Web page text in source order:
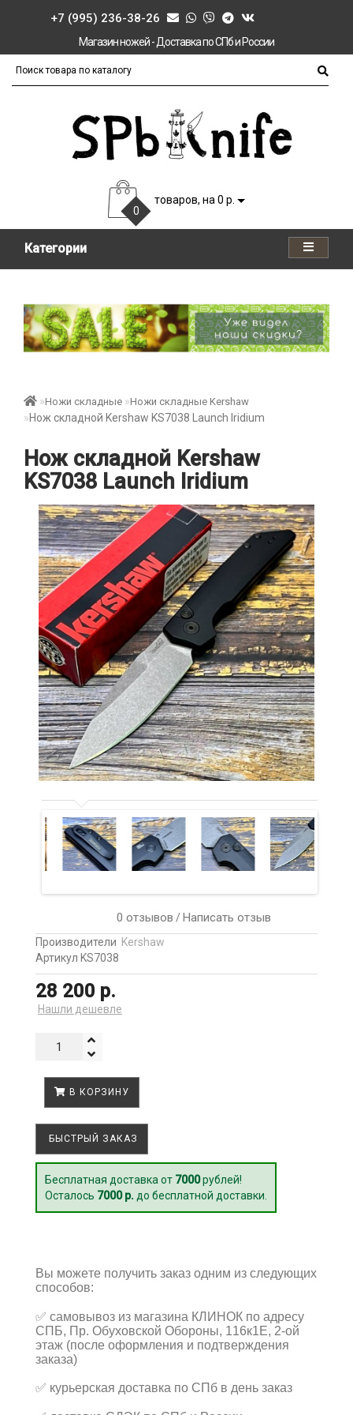
+7 (995) 236-38-26
Магазин ножей - Доставка по СПб и России
0
товаров, на 0 р.
Категории
Ножи складные Ножи складные Kershaw
Нож складной Kershaw KS7038 Launch Iridium
Нож складной Kershaw
KS7038 Launch Iridium
0 отзывов /Написать отзыв
Производители Kershaw
Артикул KS7038
28 200 р.
Нашли дешевле
В КОРЗИНУ
БЫСТРЫЙ ЗАКАЗ
Бесплатная доставка от 7000рублей!
Осталось 7000 р. до бесплатной доставки.
Вы можете получить заказ одним из следующих
способов:
✅ самовывоз из магазина КЛИНОК по адресу
СПБ, Пр. Обуховской Обороны, 116к1Е, 2-ой
этаж (после оформления и подтверждения
заказа)
✅ курьерская доставка по СПб в день заказ